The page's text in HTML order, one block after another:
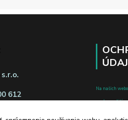
612
Na našich
pred zneužitím.